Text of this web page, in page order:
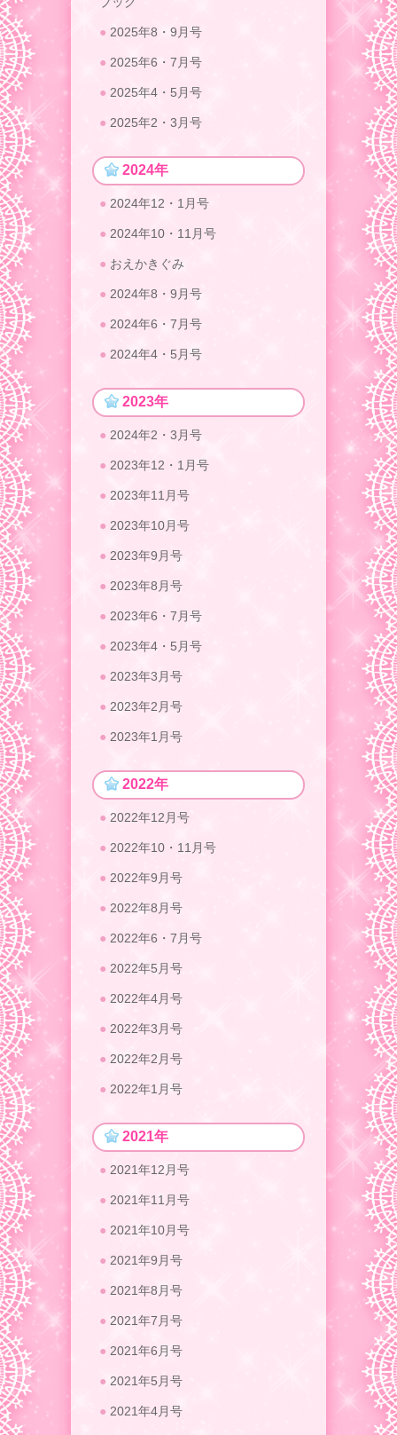
2025年8・9月号
2025年6・7月号
2025年4・5月号
2025年2・3月号
2024年
2024年12・1月号
2024年10・11月号
おえかきぐみ
2024年8・9月号
2024年6・7月号
2024年4・5月号
2023年
2024年2・3月号
2023年12・1月号
2023年11月号
2023年10月号
2023年9月号
2023年8月号
2023年6・7月号
2023年4・5月号
2023年3月号
2023年2月号
2023年1月号
2022年
2022年12月号
2022年10・11月号
2022年9月号
2022年8月号
2022年6・7月号
2022年5月号
2022年4月号
2022年3月号
2022年2月号
2022年1月号
2021年
2021年12月号
2021年11月号
2021年10月号
2021年9月号
2021年8月号
2021年7月号
2021年6月号
2021年5月号
2021年4月号